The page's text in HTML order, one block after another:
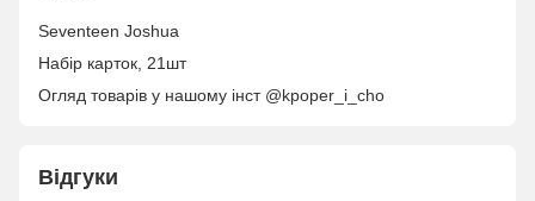
Seventeen Joshua
Набір карток, 21шт
Огляд товарів у нашому інст @kpoper_i_cho
Відгуки